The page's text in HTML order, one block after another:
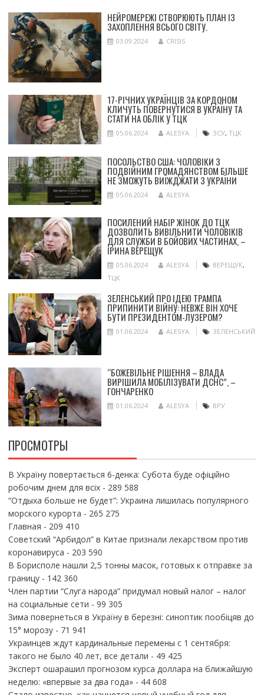
НЕЙРОМЕРЕЖІ СТВОРЮЮТЬ ПЛАН ІЗ
ЗАХОПЛЕННЯ ВСЬОГО СВІТУ.
03.09.2024 CRISIS
17-РІЧНИХ УКРАЇНЦІВ ЗА КОРДОНОМ
КЛИЧУТЬ ПОВЕРНУТИСЯ В УКРАЇНУ ТА
СТАТИ НА ОБЛІК У ТЦК
05.06.2024 ALESYA ЗСУ, ТЦК
ПОСОЛЬСТВО США: ЧОЛОВІКИ З
ПОДВІЙНИМ ГРОМАДЯНСТВОМ БІЛЬШЕ
НЕ ЗМОЖУТЬ ВИЇЖДЖАТИ З УКРАЇНИ
05.06.2024 ALESYA
ПОСИЛЕНИЙ НАБІР ЖІНОК ДО ТЦК
ДОЗВОЛИТЬ ВИВІЛЬНИТИ ЧОЛОВІКІВ
ДЛЯ СЛУЖБИ В БОЙОВИХ ЧАСТИНАХ, –
ІРИНА ВЕРЕЩУК
05.06.2024 ALESYA ВЕРЕЩУК,
ТЦК
ЗЕЛЕНСЬКИЙ ПРО ІДЕЮ ТРАМПА
ПРИПИНИТИ ВІЙНУ: НЕВЖЕ ВІН ХОЧЕ
БУТИ ПРЕЗИДЕНТОМ-ЛУЗЕРОМ?
01.06.2024 ALESYA ЗЕЛЕНСЬКИЙ
“БОЖЕВІЛЬНЕ РІШЕННЯ – ВЛАДА
ВИРІШИЛА МОБІЛІЗУВАТИ ДСНС”, –
ГОНЧАРЕНКО
01.06.2024 ALESYA ВРУ
ПРОСМОТРЫ
В Україну повертається 6-денка: Субота буде офіційно
робочим днем для всіх- 289 588
“Отдыха больше не будет”: Украина лишилась популярного
морского курорта - 265 275
Главная - 209 410
Советский “Арбидол” в Китае признали лекарством против
коронавируса - 203 590
В Борисполе нашли 2,5 тонны масок, готовых к отправке за
границу- 142 360
Член партии “Слуга народа” придумал новый налог – налог
на социальные сети - 99 305
Зима повернеться в Україну в березні: синоптик пообіцяв до
15° морозу- 71 941
Украинцев ждут кардинальные перемены с 1 сентября:
такого не было 40 лет, все детали - 49 425
Эксперт ошарашил прогнозом курса доллара на ближайшую
неделю: «впервые за два года»- 44 608